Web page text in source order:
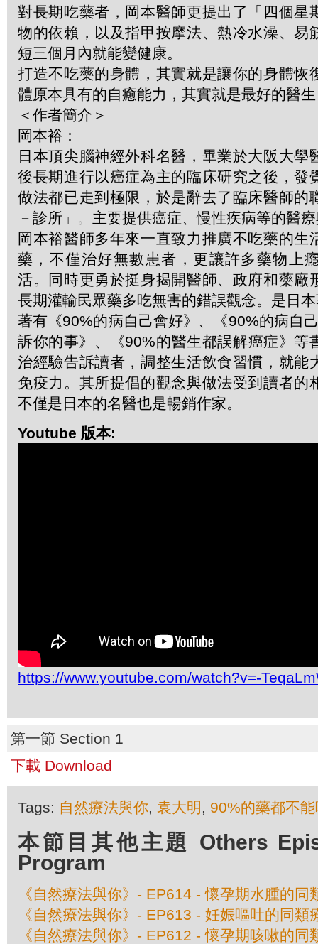
對長期吃藥者，岡本醫師更提出了「四個星
物的依賴，以及指甲按摩法、熱冷水澡、易
短三個月內就能變健康。
打造不吃藥的身體，其實就是讓你的身體恢
體原本具有的自癒能力，其實就是最好的醫
＜作者簡介＞
岡本裕：
日本頂尖腦神經外科名醫，畢業於大阪大學
後長期進行以癌症為主的臨床研究之後，發
做法都已走到極限，於是辭去了臨床醫師的
－診所」。主要提供癌症、慢性疾病等的醫
岡本裕醫師多年來一直致力推廣不吃藥的生
藥，不僅治好無數患者，更讓許多藥物上
活。同時更勇於挺身揭開醫師、政府和藥廠
長期灌輸民眾藥多吃無害的錯誤觀念。是日
著有《90%的病自己會好》、《90%的病自
訴你的事》、《90%的醫生都誤解癌症》等
治經驗告訴讀者，調整生活飲食習慣，就能
免疫力。其所提倡的觀念與做法受到讀者的
不僅是日本的名醫也是暢銷作家。
Youtube 版本:
https://www.youtube.com/watch?v=-
第一節 Section 1
下載 Download
Tags: 自然療法與你, 袁大明 , 90%的藥都不
本節目其他主題 Others
Program
《自然療法與你》- EP614 - 懷孕期水腫的同
《自然療法與你》- EP613 - 妊娠嘔吐的同類
《自然療法與你》- EP612 - 懷孕期咳嗽的同